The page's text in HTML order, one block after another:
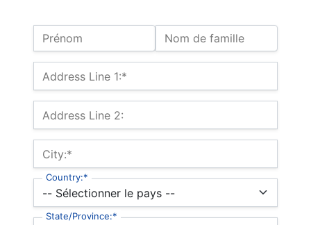
Nom :
Prénom Nom de famille
Adresse de facturation
Address Line 1:*
Address Line 2:
City:*
Country:*
State/Province:*